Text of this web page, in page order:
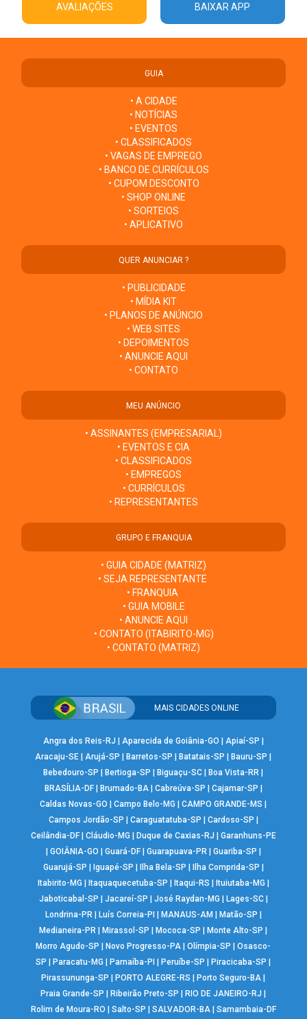
AVALIAÇÕES BAIXAR APP
GUIA
• A CIDADE
• NOTÍCIAS
• EVENTOS
• CLASSIFICADOS
• VAGAS DE EMPREGO
• BANCO DE CURRÍCULOS
• CUPOM DESCONTO
• SHOP ONLINE
• SORTEIOS
• APLICATIVO
QUER ANUNCIAR ?
• PUBLICIDADE
• MÍDIA KIT
• PLANOS DE ANÚNCIO
• WEB SITES
• DEPOIMENTOS
• ANUNCIE AQUI
• CONTATO
MEU ANÚNCIO
• ASSINANTES (EMPRESARIAL)
• EVENTOS E CIA
• CLASSIFICADOS
• EMPREGOS
• CURRÍCULOS
• REPRESENTANTES
GRUPO E FRANQUIA
• GUIA CIDADE (MATRIZ)
• SEJA REPRESENTANTE
• FRANQUIA
• GUIA MOBILE
• ANUNCIE AQUI
• CONTATO (ITABIRITO-MG)
• CONTATO (MATRIZ)
MAIS CIDADES ONLINE
Angra dos Reis-RJ | Aparecida de Goiânia-GO | Apiaí-SP |
Aracaju-SE | Arujá-SP |Barretos-SP |Batatais-SP |Bauru-SP |
Bebedouro-SP |Bertioga-SP |Biguaçu-SC |Boa Vista-RR |
BRASÍLIA-DF| Brumado-BA| Cabreúva-SP | Cajamar-SP |
Caldas Novas-GO |Campo Belo-MG |CAMPO GRANDE-MS |
Campos Jordão-SP | Caraguatatuba-SP | Cardoso-SP |
Ceilândia-DF| Cláudio-MG | Duque de Caxias-RJ | Garanhuns-PE
| GOIÂNIA-GO | Guará-DF| Guarapuava-PR | Guariba-SP |
Guarujá-SP | Iguapé-SP | Ilha Bela-SP | Ilha Comprida-SP |
Itabirito-MG | Itaquaquecetuba-SP | Itaqui-RS | Ituiutaba-MG |
Jaboticabal-SP | Jacareí-SP | José Raydan-MG | Lages-SC|
Londrina-PR | Luís Correia-PI | MANAUS-AM | Matão-SP |
Medianeira-PR |Mirassol-SP |Mococa-SP |Monte Alto-SP |
Morro Agudo-SP |Novo Progresso-PA |Olímpia-SP |Osasco-
SP |Paracatu-MG |Parnaíba-PI |Peruíbe-SP |Piracicaba-SP |
Pirassununga-SP |PORTO ALEGRE-RS |Porto Seguro-BA |
Praia Grande-SP |Ribeirão Preto-SP |RIO DE JANEIRO-RJ |
Rolim de Moura-RO | Salto-SP | SALVADOR-BA| Samambaia-DF